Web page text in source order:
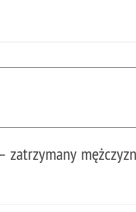
zatrzymany